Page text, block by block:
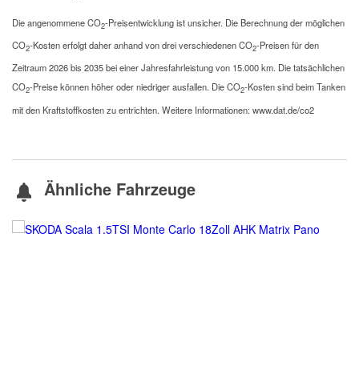
Die angenommene CO2-Preisentwicklung ist unsicher. Die Berechnung der möglichen
CO2-Kosten erfolgt daher anhand von drei verschiedenen CO2-Preisen für den
Zeitraum 2026 bis 2035 bei einer Jahresfahrleistung von 15.000 km. Die tatsächlichen
CO2-Preise können höher oder niedriger ausfallen. Die CO2-Kosten sind beim Tanken
mit den Kraftstoffkosten zu entrichten. Weitere Informationen: www.dat.de/co2
Ähnliche Fahrzeuge